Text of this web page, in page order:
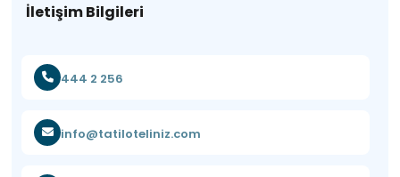
İletişim Bilgileri
444 2 256
info@tatiloteliniz.com